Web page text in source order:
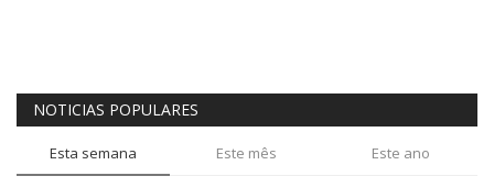
NOTICIAS POPULARES
Esta semana Este mês Este ano